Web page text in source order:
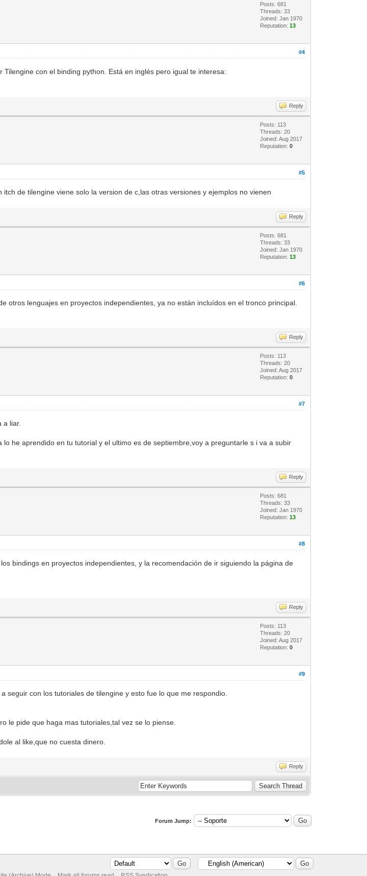
Posts: 681
Threads: 33
Joined: Jan 1970
Reputation:13
#4
con el binding python. Está en inglés pero igual te interesa:
Reply
Posts: 113
Threads: 20
Joined: Aug 2017
Reputation:0
#5
de tilengine viene solo la version de c,las otras versiones y ejemplos no vienen
Reply
Posts: 681
Threads: 33
Joined: Jan 1970
Reputation:13
#6
lenguajes en proyectos independientes, ya no están incluídos en el tronco principal.
Reply
Posts: 113
Threads: 20
Joined: Aug 2017
Reputation:0
#7
a liar.
he aprendido en tu tutorial y el ultimo es de septiembre,voy a preguntarle s i va a subir
Reply
Posts: 681
Threads: 33
Joined: Jan 1970
Reputation:13
#8
bindings en proyectos independientes, y la recomendación de ir siguiendo la página de
Reply
Posts: 113
Threads: 20
Joined: Aug 2017
Reputation:0
#9
seguir con los tutoriales de tilengine y esto fue lo que me respondio.
le pide que haga mas tutoriales,tal vez se lo piense.
al like,que no cuesta dinero.
Reply
Forum Jump: